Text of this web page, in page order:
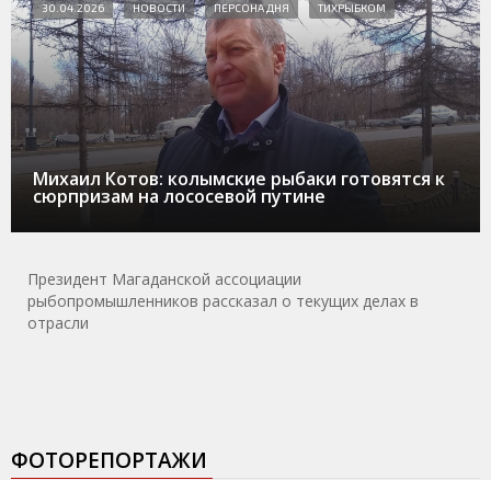
Михаил Котов: колымские рыбаки готовятся к
сюрпризам на лососевой путине
30.04.2026 НОВОСТИ ПЕРСОНА ДНЯ ТИХРЫБКОМ
Президент Магаданской ассоциации
рыбопромышленников рассказал о текущих делах в
отрасли
ФОТОРЕПОРТАЖИ